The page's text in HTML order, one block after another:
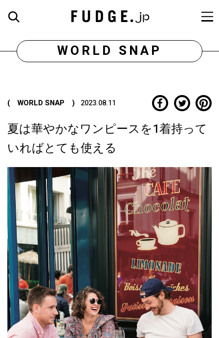
WORLD SNAP
( WORLD SNAP ) 2023.08.11
夏は華やかなワンピースを1着持って
いればとても使える